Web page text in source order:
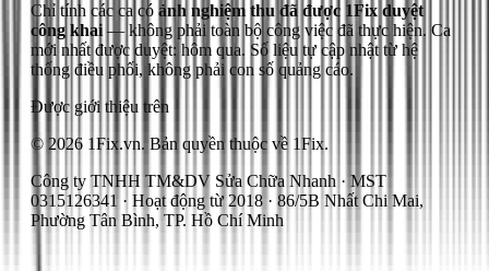
Chỉ tính các ca có ảnh nghiệm thu đã được 1Fix duyệt
công khai — không phải toàn bộ công việc đã thực hiện. Ca
mới nhất được duyệt: hôm qua. Số liệu tự cập nhật từ hệ
thống điều phối, không phải con số quảng cáo.
Được giới thiệu trên
© 2026 1Fix.vn. Bản quyền thuộc về 1Fix.
Công ty TNHH TM&DV Sửa Chữa Nhanh · MST
0315126341 · Hoạt động từ 2018 · 86/5B Nhất Chi Mai,
Phường Tân Bình, TP. Hồ Chí Minh